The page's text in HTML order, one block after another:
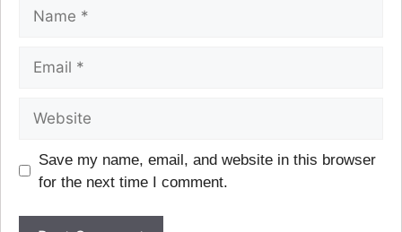
Save my name, email, and website in this browser
for the next time I comment.